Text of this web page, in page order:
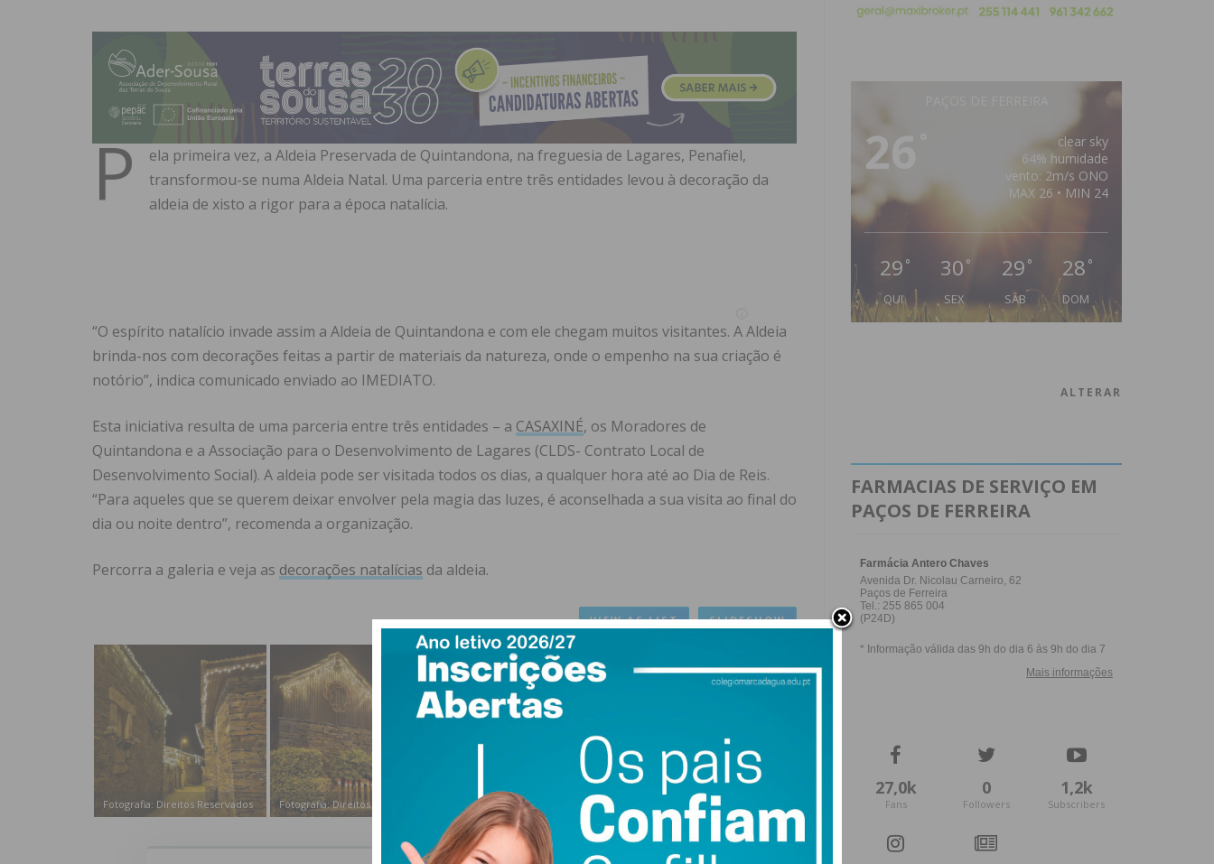
P
ela primeira vez, a Aldeia Preservada de Quintandona, na freguesia de Lagares, Penafiel,
transformou-se numa Aldeia Natal. Uma parceria entre três entidades levou à decoração da
aldeia de xisto a rigor para a época natalícia.
“O espírito natalício invade assim a Aldeia de Quintandona e com ele chegam muitos visitantes. A Aldeia
brinda-nos com decorações feitas a partir de materiais da natureza, onde o empenho na sua criação é
notório”, indica comunicado enviado ao IMEDIATO.
Esta iniciativa resulta de uma parceria entre três entidades – a CASAXINÉ, os Moradores de
Quintandona e a Associação para o Desenvolvimento de Lagares (CLDS- Contrato Local de
Desenvolvimento Social). A aldeia pode ser visitada todos os dias, a qualquer hora até ao Dia de Reis.
“Para aqueles que se querem deixar envolver pela magia das luzes, é aconselhada a sua visita ao final do
dia ou noite dentro”, recomenda a organização.
Percorra a galeria e veja as decorações natalícias da aldeia.
VIEW AS LIST SLIDESHOW
Fotografia: Direitos Reservados Fotografia: Direitos Reservados Fotografia: Direitos Reservados Fotografia: Direitos Reservados
26
clear sky
64% humidade
vento: 2m/s ONO
MAX 26 • MIN 24
29 °
QUI
30 °
SEX
29 °
SÁB
28 °
DOM
ALTERAR
FARMACIAS DE SERVIÇO EM
PAÇOS DE FERREIRA
27,0k
Fans
0
Followers
1,2k
Subscribers